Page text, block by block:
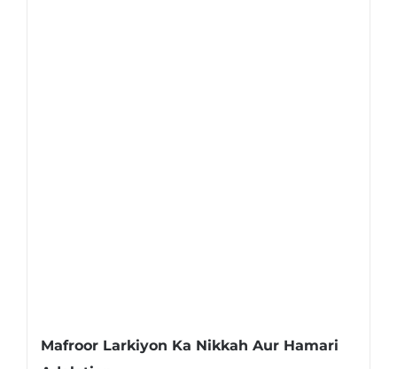
Mafroor Larkiyon Ka Nikkah Aur Hamari